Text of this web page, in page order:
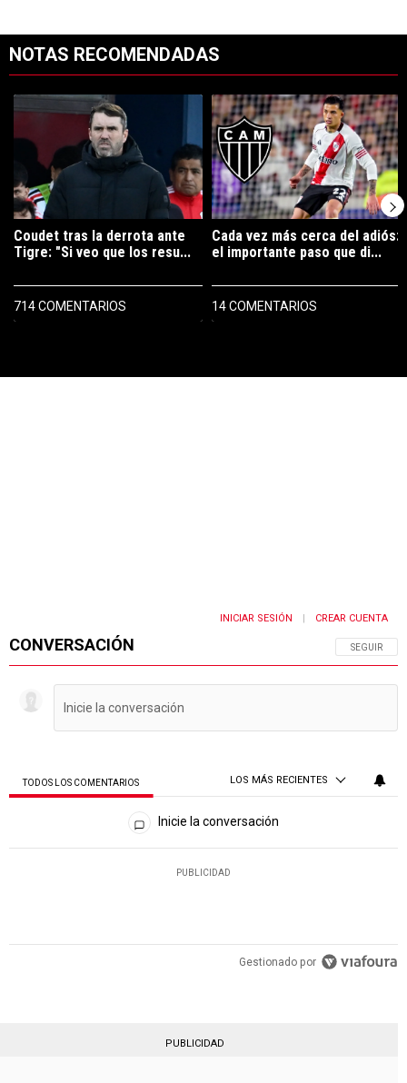
NOTAS RECOMENDADAS
Un artículo de tendencia con el título "Coudet tras la derrota ante
Coudet tras la derrota ante
Tigre: "Si veo que los resu...
714 COMENTARIOS
Un artículo de tendencia con el
Cada vez más cerca del adiós:
el importante paso que di...
14 COMENTARIOS
CONVERSACIÓN SIGA ESTA
SEGUIR
INICIAR SESIÓN CREAR CUENTA
TODOS LOS COMENTARIOS LOS MÁS RECIENTES
Todos los comentarios
Inicie la conversación
PUBLICIDAD
Gestionado por
PUBLICIDAD